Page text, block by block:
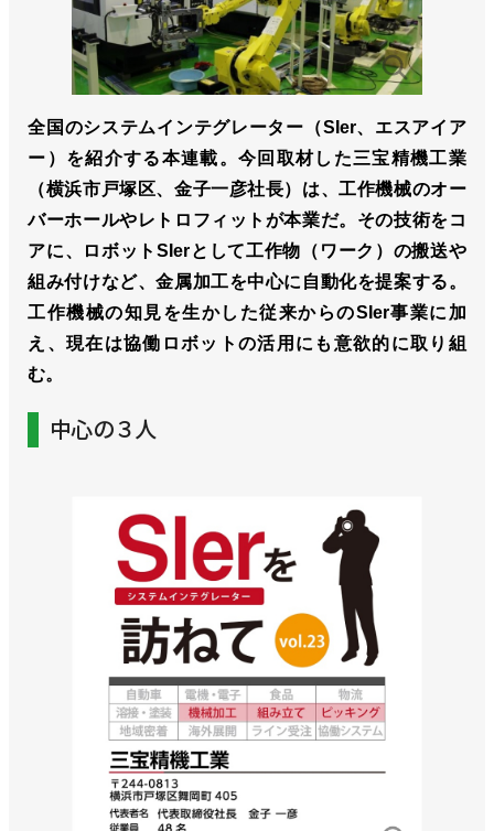
全国のシステムインテグレーター（SIer、エスアイア
ー）を紹介する本連載。今回取材した三宝精機工業
（横浜市戸塚区、金子一彦社長）は、工作機械のオー
バーホールやレトロフィットが本業だ。その技術をコ
アに、ロボットSIerとして工作物（ワーク）の搬送や
組み付けなど、金属加工を中心に自動化を提案する。
工作機械の知見を生かした従来からのSIer事業に加
え、現在は協働ロボットの活用にも意欲的に取り組
む。
中心の３人